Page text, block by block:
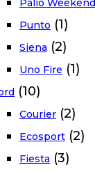
Palio Weekend
Punto (1)
Siena (2)
Uno Fire (1)
(10)
Courier (2)
Ecosport (2)
Fiesta (3)